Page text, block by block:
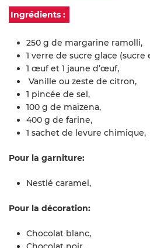
Ingrédients :
250 g de margarine ramolli,
1 verre de sucre glace (sucre
1 œuf et 1 jaune d’œuf,
Vanille ou zeste de citron,
1 pincée de sel,
100 g de maïzena,
400 g de farine,
1 sachet de levure chimique,
Pour la garniture:
Nestlé caramel,
Pour la décoration:
Chocolat blanc,